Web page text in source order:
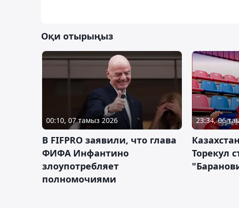
Оқи отырыңыз
00:10, 07 тамыз 2026
В FIFPRO заявили, что глава
ФИФА Инфантино
злоупотребляет
полномочиями
23:34, 06
Торекул